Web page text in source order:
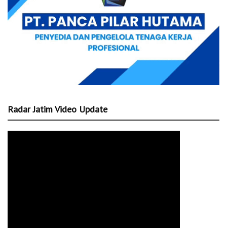
Radar Jatim Video Update